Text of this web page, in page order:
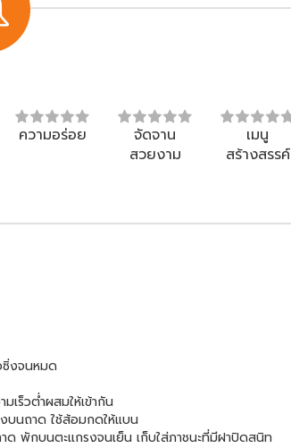
ความอร่อย
จัดจาน
สวยงาม
เมนู
สร้างสรรค์
ซิ่งจนหมด
ร็วต่ำผสมให้เข้ากัน
บนถาด ใช้ส้อมกดให้แบน
พักบนตะแกรงจนเย็น เก็บใส่ภาชนะที่มีฝาปิดสนิท